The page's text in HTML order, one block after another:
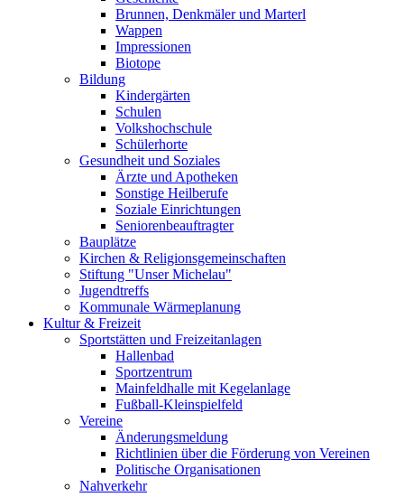
Brunnen, Denkmäler und Marterl
Wappen
Impressionen
Biotope
Bildung
Kindergärten
Schulen
Volkshochschule
Schülerhorte
Gesundheit und Soziales
Ärzte und Apotheken
Sonstige Heilberufe
Soziale Einrichtungen
Seniorenbeauftragter
Bauplätze
Kirchen & Religionsgemeinschaften
Stiftung "Unser Michelau"
Jugendtreffs
Kommunale Wärmeplanung
Kultur & Freizeit
Sportstätten und Freizeitanlagen
Hallenbad
Sportzentrum
Mainfeldhalle mit Kegelanlage
Fußball-Kleinspielfeld
Vereine
Änderungsmeldung
Richtlinien über die Förderung von Vereinen
Politische Organisationen
Nahverkehr